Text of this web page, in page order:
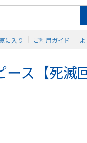
に入り ご利用ガイド
ース【死滅